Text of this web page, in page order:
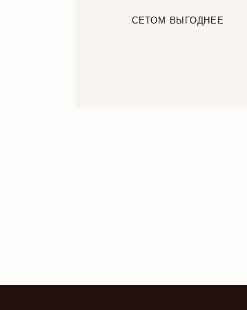
СЕТОМ ВЫГОДНЕЕ